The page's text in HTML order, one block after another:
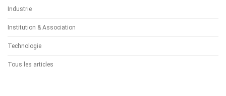
Industrie
Institution & Association
Technologie
Tous les articles